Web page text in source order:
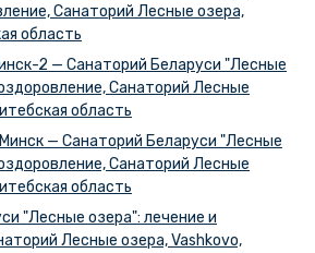
Санаторий Лесные озера,
область
2 — Санаторий Беларуси "Лесные
Санаторий Лесные
область
— Санаторий Беларуси "Лесные
Санаторий Лесные
область
"Лесные озера": лечение и
Лесные озера, Vashkovo,